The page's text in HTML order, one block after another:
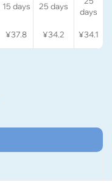
15 days 25 days
days
¥37.8 ¥34.2 ¥34.1